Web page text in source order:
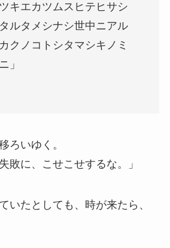
キエカツムスヒテヒサシ
ルタメシナシ世中ニアル
クノコトシタマシキノミ
」
ろいゆく。
敗に、こせこせするな。」
いたとしても、時が来たら、